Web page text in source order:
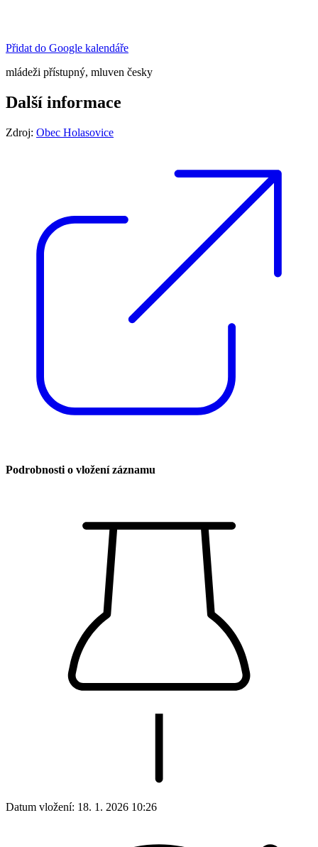
Přidat do Google kalendáře
mládeži přístupný, mluven česky
Další informace
Zdroj: Obec Holasovice
Podrobnosti o vložení záznamu
Datum vložení: 18. 1. 2026 10:26